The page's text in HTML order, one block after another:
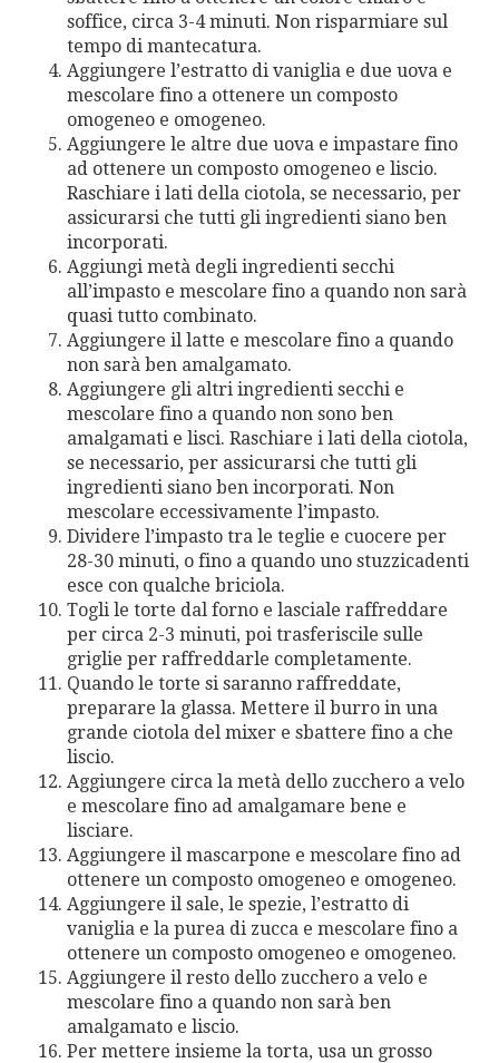
soffice, circa 3-4 minuti. Non risparmiare sul
tempo di mantecatura.
Aggiungere l’estratto di vaniglia e due uova e
mescolare fino a ottenere un composto
omogeneo e omogeneo.
Aggiungere le altre due uova e impastare fino
ad ottenere un composto omogeneo e liscio.
Raschiare i lati della ciotola, se necessario, per
assicurarsi che tutti gli ingredienti siano ben
incorporati.
Aggiungi metà degli ingredienti secchi
all’impasto e mescolare fino a quando non sarà
quasi tutto combinato.
Aggiungere il latte e mescolare fino a quando
non sarà ben amalgamato.
Aggiungere gli altri ingredienti secchi e
mescolare fino a quando non sono ben
amalgamati e lisci. Raschiare i lati della ciotola,
se necessario, per assicurarsi che tutti gli
ingredienti siano ben incorporati. Non
mescolare eccessivamente l’impasto.
Dividere l’impasto tra le teglie e cuocere per
28-30 minuti, o fino a quando uno stuzzicadenti
esce con qualche briciola.
Togli le torte dal forno e lasciale raffreddare
per circa 2-3 minuti, poi trasferiscile sulle
griglie per raffreddarle completamente.
Quando le torte si saranno raffreddate,
preparare la glassa. Mettere il burro in una
grande ciotola del mixer e sbattere fino a che
liscio.
Aggiungere circa la metà dello zucchero a velo
e mescolare fino ad amalgamare bene e
lisciare.
Aggiungere il mascarpone e mescolare fino ad
ottenere un composto omogeneo e omogeneo.
Aggiungere il sale, le spezie, l’estratto di
vaniglia e la purea di zucca e mescolare fino a
ottenere un composto omogeneo e omogeneo.
Aggiungere il resto dello zucchero a velo e
mescolare fino a quando non sarà ben
amalgamato e liscio.
Per mettere insieme la torta, usa un grosso